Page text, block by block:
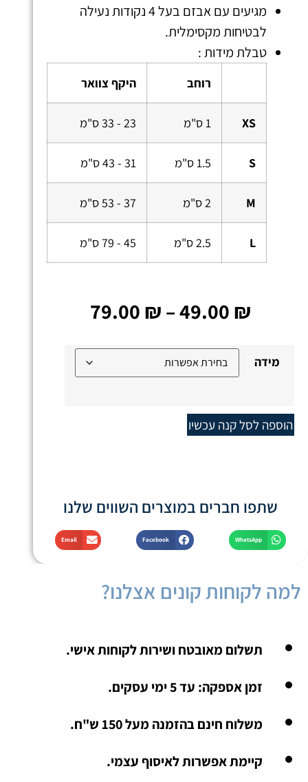
מגיעים עם אבזם בעל 4 נקודות נעילה
לבטיחות מקסימלית.
טבלת מידות :
רוחב היקף צוואר
XS 1 ס"מ 23 - 33 ס"מ
S 1.5 ס"מ 31 - 43 ס"מ
M 2 ס"מ 37 - 53 ס"מ
L 2.5 ס"מ 45 - 79 ס"מ
49.00 ₪
–
79.00 ₪
מידה
הוספה לסלקנה עכשיו
שתפו חברים במוצרים השווים שלנו
WhatsApp
Facebook
Email
למה לקוחות קונים אצלנו?
תשלום מאובטח ושירות לקוחות אישי.
זמן אספקה: עד 5 ימי עסקים.
משלוח חינם בהזמנה מעל 150 ש"ח.
קיימת אפשרות לאיסוף עצמי.